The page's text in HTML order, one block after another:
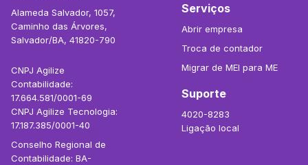
Alameda Salvador, 1057,
Caminho das Árvores,
Salvador/BA, 41820-790
CNPJ Agilize
Contabilidade:
17.664.581/0001-69
CNPJ Agilize Tecnologia:
17.187.385/0001-40
Conselho Regional de
Contabilidade: BA-
Serviços
Abrir empresa
Troca de contador
Migrar de MEI para ME
Suporte
4020-8283
Ligação local